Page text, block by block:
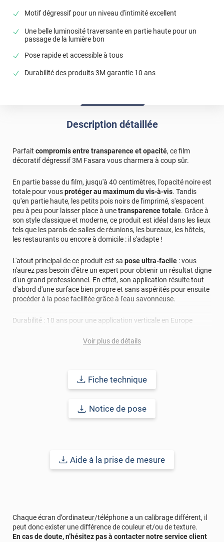
Motif dégressif pour un niveau d'intimité excellent
Une belle luminosité traversante en partie haute pour un
passage de la lumière bon
Pose rapide et accessible à tous
Durabilité des produits 3M garantie 10 ans
Description détaillée
Parfait compromis entre transparence et opacité, ce film
décoratif dégressif 3M Fasara vous charmera à coup sûr.
En partie basse du film, jusqu'à 40 centimètres, l'opacité noire est
totale pour vousprotéger au maximum du vis-à-vis. Tandis
qu'en partie haute, les petits pois noirs de l'imprimé, s'espacent
peu à peu pour laisser place à unetransparence totale. Grâce à
son style classique et moderne, ce produit est idéal dans les lieux
tels que les parois de salles de réunions, les bureaux, les hôtels,
les restaurants ou encore à domicile : il s'adapte !
L'atout principal de ce produit est sa pose ultra-facile : vous
n'aurez pas besoin d'être un expert pour obtenir un résultat digne
d'un grand professionnel. En effet, son application résulte tout
d'abord d'une surface bien propre et sans aspérités pour ensuite
procéder à la pose facilitée grâce à l'eau savonneuse.
Durabilité : 10 ans pour une application verticale en Europe
Voir plus de détails
Fiche technique
Notice de pose
Aide à la prise de mesure
Chaque écran d’ordinateur/téléphone a un calibrage différent, il
peut donc exister une différence de couleur et/ou de texture.
En cas de doute, n’hésitez pas à contacter notre service client